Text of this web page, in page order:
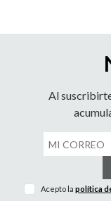
Al
Acepto lapolítica